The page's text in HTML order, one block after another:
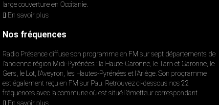
large couverture en Occitanie.
En savoir plus
Nos fréquences
Radio Présence diffuse son programme en FM sur sept départements de
l’ancienne région Midi-Pyrénées : la Haute-Garonne, le Tarn et Garonne, le
Gers, le Lot, l’Aveyron, les Hautes-Pyrénées et l’Ariège. Son programme
est également reçu en FM sur Pau. Retrouvez ci-dessous nos 22
fréquences avec la commune où est situé l’émetteur correspondant.
En savoir plus